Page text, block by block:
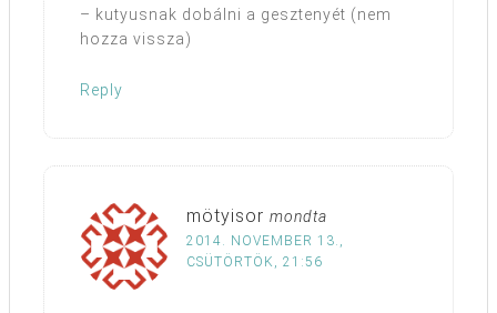
– kutyusnak dobálni a gesztenyét (nem
hozza vissza)
Reply
mötyisor mondta
2014. NOVEMBER 13.,
CSÜTÖRTÖK, 21:56